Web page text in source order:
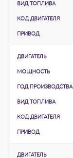
ВИД ТОПЛИВА
КОД ДВИГАТЕЛЯ
ПРИВОД
ДВИГАТЕЛЬ
МОЩНОСТЬ
ГОД ПРОИЗВОДСТВА
ВИД ТОПЛИВА
КОД ДВИГАТЕЛЯ
ПРИВОД
ДВИГАТЕЛЬ